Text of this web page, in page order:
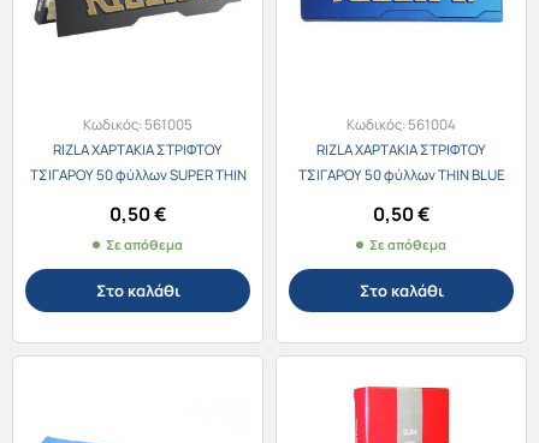
Κωδικός:561005
RIZLA ΧΑΡΤΑΚΙΑ ΣΤΡΙΦΤΟΥ
ΤΣΙΓΑΡΟΥ 50 φύλλων SUPER THIN
0,50€
Σε απόθεμα
Στο καλάθι
Κωδικός:561004
RIZLA ΧΑΡΤΑΚΙΑ ΣΤΡΙΦΤΟΥ
ΤΣΙΓΑΡΟΥ 50 φύλλων THIN BLUE
0,50€
Σε απόθεμα
Στο καλάθι